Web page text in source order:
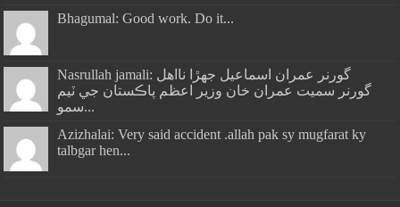
Bhagumal: Good work. Do it...
Nasrullah jamali: گورنر عمران اسماعيل جھڙا نااهل
گورنر سميت عمران خان وزير اعظم پاڪستان جي ٽيم
سمو...
Azizhalai: Very said accident .allah pak sy mugfarat ky
talbgar hen...